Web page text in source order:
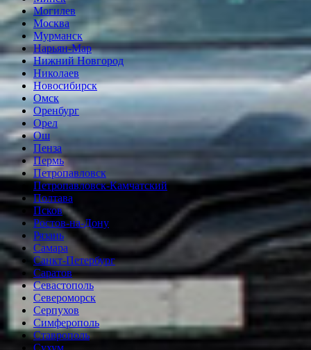
Могилев
Москва
Мурманск
Нарьян-Мар
Нижний Новгород
Николаев
Новосибирск
Омск
Оренбург
Орел
Ош
Пенза
Пермь
Петропавловск
Петропавловск-Камчатский
Полтава
Псков
Ростов-на-Дону
Рязань
Самара
Санкт-Петербург
Саратов
Севастополь
Североморск
Серпухов
Симферополь
Ставрополь
Сухум